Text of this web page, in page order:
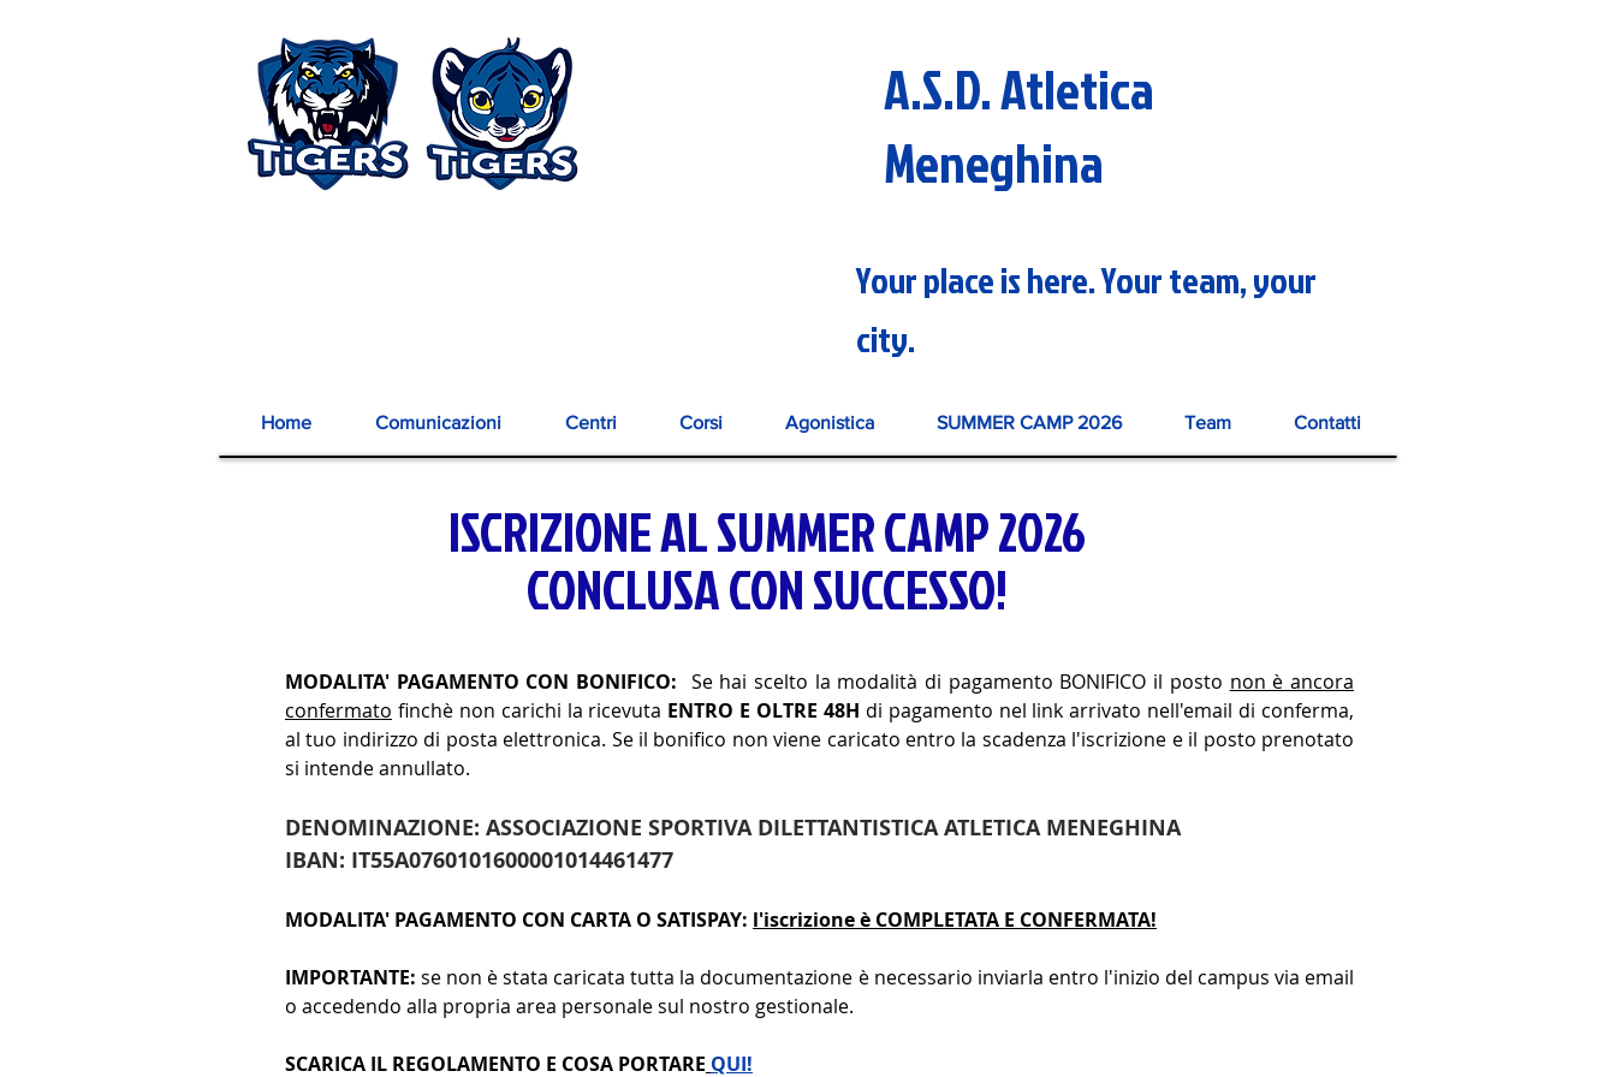
A.S.D. Atletica
Meneghina
Your place is here. Your team, your
city.
Home Comunicazioni Centri Corsi Agonistica SUMMER CAMP 2026 Team Contatti
ISCRIZIONE AL SUMMER CAMP 2026
CONCLUSA CON SUCCESSO!
MODALITA' PAGAMENTO CON BONIFICO: Se hai scelto la modalità di pagamento BONIFICO il posto non è ancora
confermato finchè non carichi la ricevuta ENTRO E OLTRE 48H di pagamento nel link arrivato nell'email di conferma,
al tuo indirizzo di posta elettronica. Se il bonifico non viene caricato entro la scadenza l'iscrizione e il posto prenotato
si intende annullato.
DENOMINAZIONE: ASSOCIAZIONE SPORTIVA DILETTANTISTICA ATLETICA MENEGHINA
IBAN: IT55A0760101600001014461477
MODALITA' PAGAMENTO CON CARTA O SATISPAY: l'iscrizione è COMPLETATA E CONFERMATA!
IMPORTANTE:se non è stata caricata tutta la documentazione è necessario inviarla entro l'inizio del campus via email
o accedendo alla propria area personale sul nostro gestionale.
SCARICA IL REGOLAMENTO E COSA PORTARE QUI!